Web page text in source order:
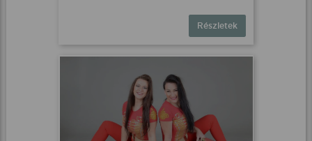
Részletek